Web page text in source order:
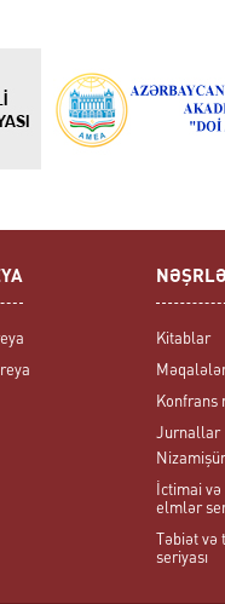
Kitablar
Konfrans
Jurnallar
İctimai
elmlər
Təbiət və
seriyası